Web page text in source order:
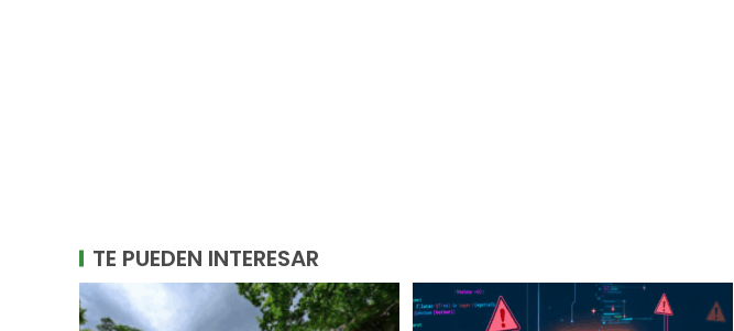
TE PUEDEN INTERESAR